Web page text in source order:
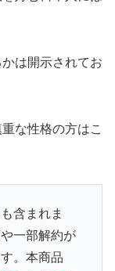
は開示されてお
な性格の方はこ
含まれま
一部解約が
。本商品